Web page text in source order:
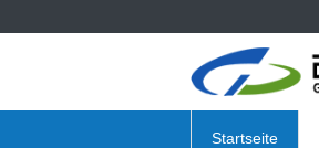
Startseite